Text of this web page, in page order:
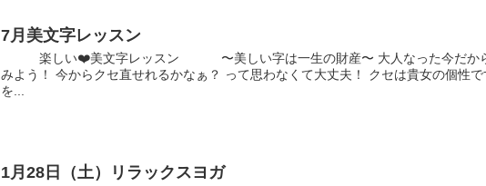
7月美文字レッスン
楽しい❤️美文字レッスン 〜美しい字は一生の財産〜 大人なった今だか
みよう！ 今からクセ直せれるかなぁ？ って思わなくて大丈夫！ クセは貴女の個性で
を...
1月28日（土）リラックスヨガ